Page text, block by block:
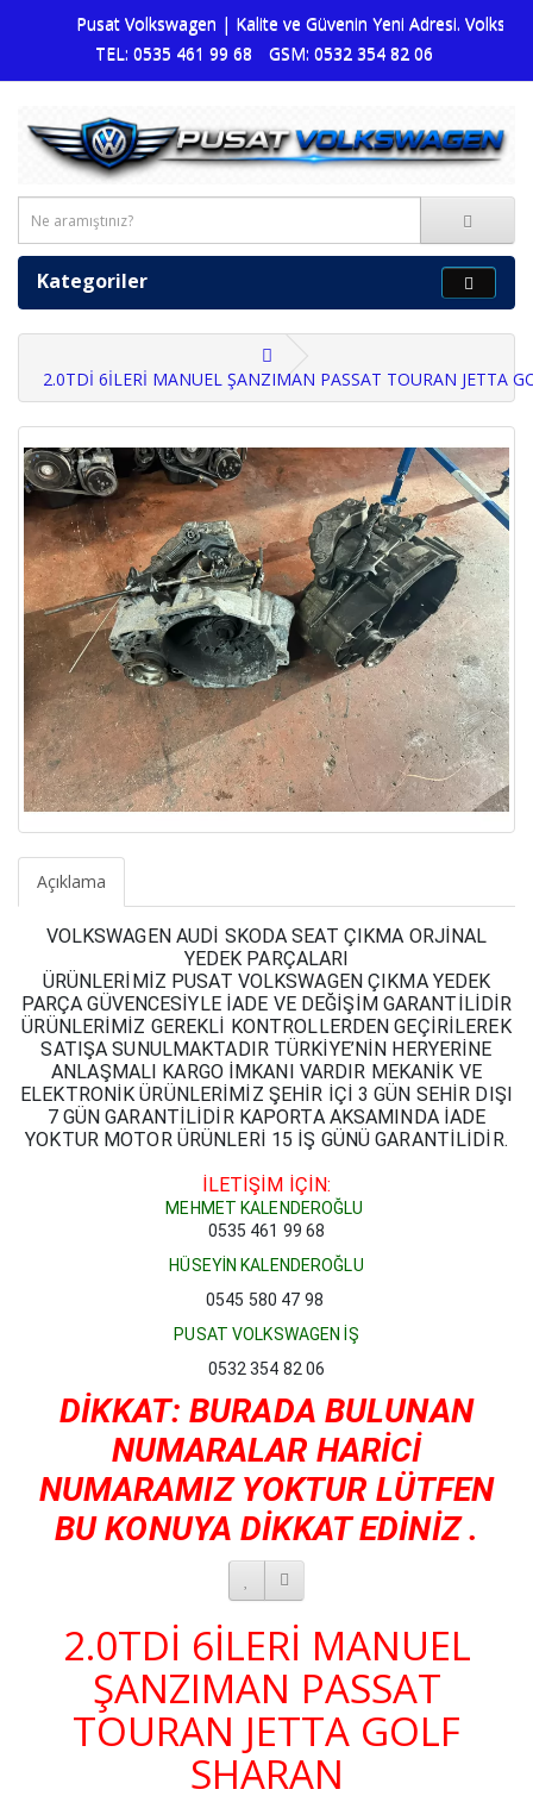
Pusat Volkswagen | Kalite ve Güvenin Yeni Adresi.
TEL: 0535 461 99 68
GSM: 0532 354 82 06
Kategoriler
2.0TDİ 6İLERİ MANUEL ŞANZIMAN PASSAT TOURAN JETTA
Açıklama
VOLKSWAGEN AUDİ SKODA SEAT ÇIKMA ORJİNAL
YEDEK PARÇALARI
ÜRÜNLERİMİZ PUSAT VOLKSWAGEN ÇIKMA YEDEK
PARÇA GÜVENCESİYLE İADE VE DEĞİŞİM GARANTİLİDİR
ÜRÜNLERİMİZ GEREKLİ KONTROLLERDEN GEÇİRİLEREK
SATIŞA SUNULMAKTADIR TÜRKİYE’NİN HERYERİNE
ANLAŞMALI KARGO İMKANI VARDIR MEKANİK VE
ELEKTRONİK ÜRÜNLERİMİZ ŞEHİR İÇİ 3 GÜN SEHİR DIŞI
7 GÜN GARANTİLİDİR KAPORTA AKSAMINDA İADE
YOKTUR MOTOR ÜRÜNLERİ 15 İŞ GÜNÜ GARANTİLİDİR.
İLETİŞİM İÇİN:
MEHMET KALENDEROĞLU
0535 461 99 68
HÜSEYİN KALENDEROĞLU
0545 580 47 98
PUSAT VOLKSWAGEN İŞ
0532 354 82 06
DİKKAT: BURADA BULUNAN
NUMARALAR HARİCİ
NUMARAMIZ YOKTUR LÜTFEN
BU KONUYA DİKKAT EDİNİZ .
2.0TDİ 6İLERİ MANUEL
ŞANZIMAN PASSAT
TOURAN JETTA GOLF
SHARAN